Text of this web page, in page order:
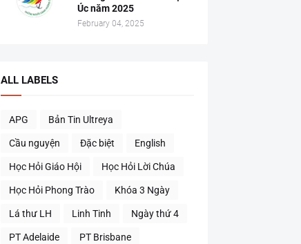
Úc năm 2025
February 04, 2025
ALL LABELS
APG Bản Tin Ultreya
Cầu nguyện Đặc biệt English
Học Hỏi Giáo Hội Học Hỏi Lời Chúa
Học Hỏi Phong Trào Khóa 3 Ngày
Lá thư LH Linh Tinh Ngày thứ 4
PT Adelaide PT Brisbane